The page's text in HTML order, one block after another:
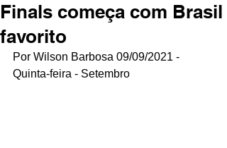
Finals começa com Brasil
favorito
Por Wilson Barbosa 09/09/2021 -
Quinta-feira - Setembro